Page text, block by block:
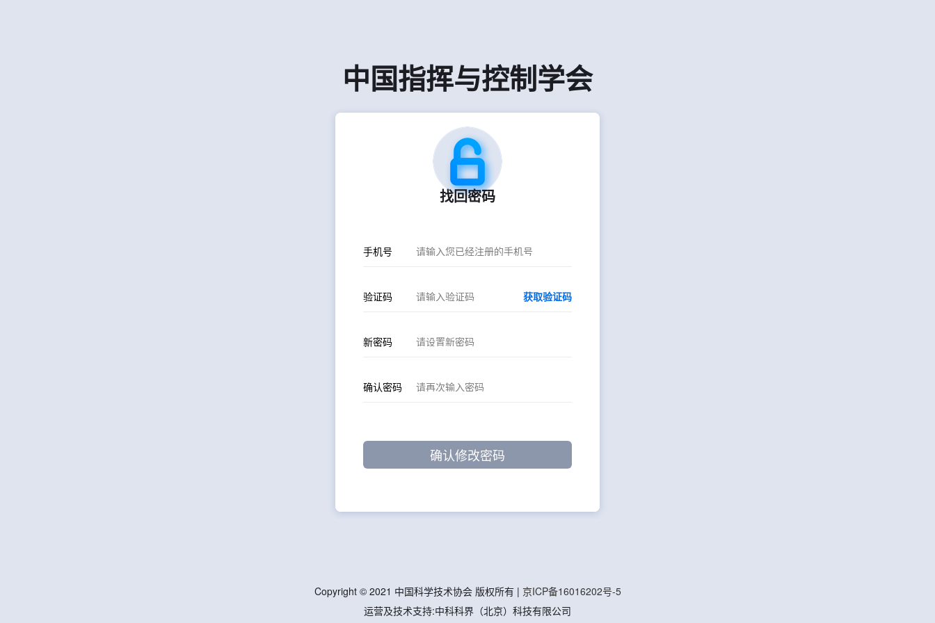
中国指挥与控制学会
找回密码
手机号
验证码 获取验证码
新密码
确认密码
Copyright © 2021 中国科学技术协会 版权所有 | 京ICP备16016202号-5
运营及技术支持:中科科界（北京）科技有限公司